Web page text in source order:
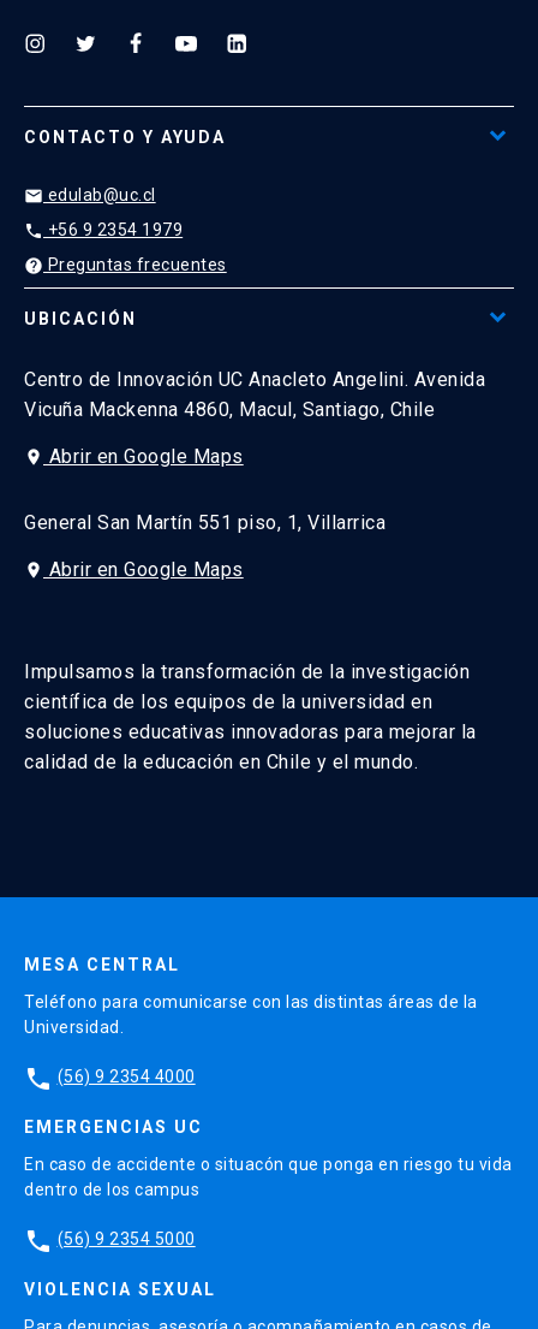
CONTACTO Y AYUDA
email edulab@uc.cl
phone +56 9 2354 1979
help Preguntas frecuentes
UBICACIÓN
Centro de Innovación UC Anacleto Angelini. Avenida
Vicuña Mackenna 4860, Macul, Santiago, Chile
place Abrir en Google Maps
General San Martín 551 piso, 1, Villarrica
place Abrir en Google Maps
Impulsamos la transformación de la investigación
científica de los equipos de la universidad en
soluciones educativas innovadoras para mejorar la
calidad de la educación en Chile y el mundo.
MESA CENTRAL
Teléfono para comunicarse con las distintas áreas de la
Universidad.
phone (56) 9 2354 4000
EMERGENCIAS UC
En caso de accidente o situacón que ponga en riesgo tu vida
dentro de los campus
phone (56) 9 2354 5000
VIOLENCIA SEXUAL